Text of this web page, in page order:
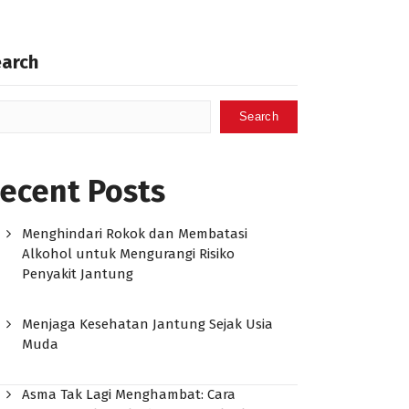
Search
Posts
Menghindari Rokok dan Membatasi
Alkohol untuk Mengurangi Risiko
Penyakit Jantung
Menjaga Kesehatan Jantung Sejak Usia
Muda
Asma Tak Lagi Menghambat: Cara